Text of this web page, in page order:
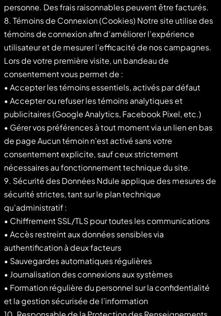
personne. Des frais raisonnables peuvent être facturés.
8. Témoins de Connexion (Cookies) Notre site utilise des
témoins de connexion afin d’améliorer l’expérience
utilisateur et de mesurer l’efficacité de nos campagnes.
Lors de votre première visite, un bandeau de
consentement vous permet de :
• Accepter les témoins essentiels, activés par défaut
• Accepter ou refuser les témoins analytiques et
publicitaires (Google Analytics, Facebook Pixel, etc.)
• Gérer vos préférences à tout moment via un lien en bas
de page Aucun témoin n’est activé sans votre
consentement explicite, sauf ceux strictement
nécessaires au fonctionnement technique du site.
9. Sécurité des Données Ndule applique des mesures de
sécurité strictes, tant sur le plan technique
qu’administratif :
• Chiffrement SSL/TLS pour toutes les communications
• Accès restreint aux données sensibles via
authentification à deux facteurs
• Sauvegardes automatiques régulières
• Journalisation des connexions aux systèmes
• Formation régulière du personnel sur la confidentialité
et la gestion sécurisée de l’information